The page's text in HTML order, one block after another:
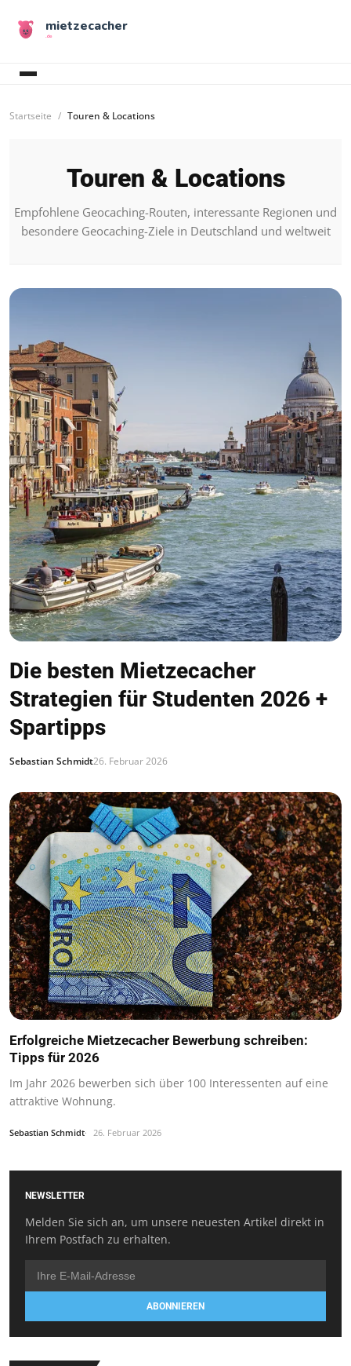
mietzecacher
.de
Startseite Touren & Locations
Touren & Locations
Empfohlene Geocaching-Routen, interessante Regionen und
besondere Geocaching-Ziele in Deutschland und weltweit
Die besten Mietzecacher
Strategien für Studenten 2026 +
Spartipps
Sebastian Schmidt26. Februar 2026
Erfolgreiche Mietzecacher Bewerbung schreiben:
Tipps für 2026
Im Jahr 2026 bewerben sich über 100 Interessenten auf eine
attraktive Wohnung.
Sebastian Schmidt 26. Februar 2026
NEWSLETTER
Melden Sie sich an, um unsere neuesten Artikel direkt in
Ihrem Postfach zu erhalten.
ABONNIEREN